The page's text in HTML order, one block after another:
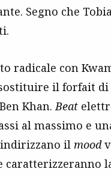
Segno che
radicale con
il forfait
Khan.Beat
al massimo e
il mood
caratterizzeranno